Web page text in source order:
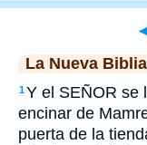
La Nueva
1Y el SEÑOR se
encinar de
puerta de la